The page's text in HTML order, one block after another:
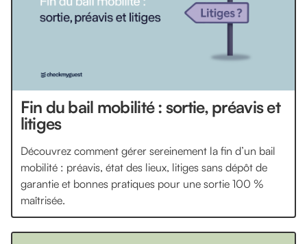
Fin du bail mobilité : sortie, préavis et
litiges
Découvrez comment gérer sereinement la fin d’un bail
mobilité : préavis, état des lieux, litiges sans dépôt de
garantie et bonnes pratiques pour une sortie 100 %
maîtrisée.